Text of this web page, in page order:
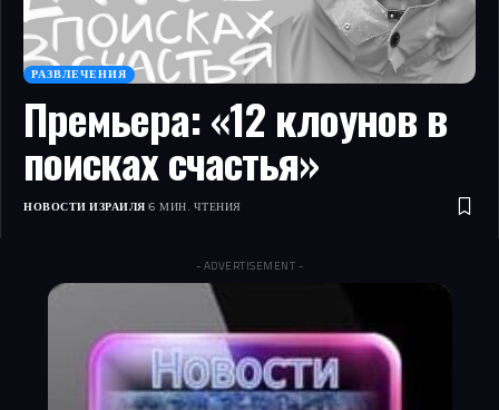
РАЗВЛЕЧЕНИЯ
Премьера: «12 клоунов в
поисках счастья»
НОВОСТИ ИЗРАИЛЯ 6 МИН. ЧТЕНИЯ
- ADVERTISEMENT -